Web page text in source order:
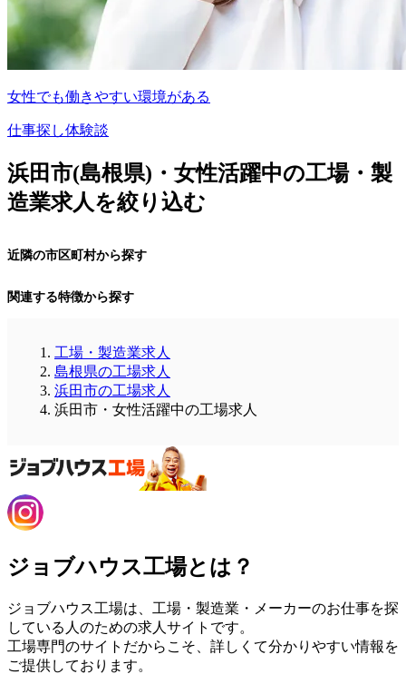
女性でも働きやすい環境がある
仕事探し体験談
浜田市(島根県)・女性活躍中の工場・製
造業求人を絞り込む
近隣の市区町村から探す
関連する特徴から探す
工場・製造業求人
島根県の工場求人
浜田市の工場求人
浜田市・女性活躍中の工場求人
ジョブハウス工場とは？
ジョブハウス工場は、工場・製造業・メーカーのお仕事を探
している人のための求人サイトです。
工場専門のサイトだからこそ、詳しくて分かりやすい情報を
ご提供しております。